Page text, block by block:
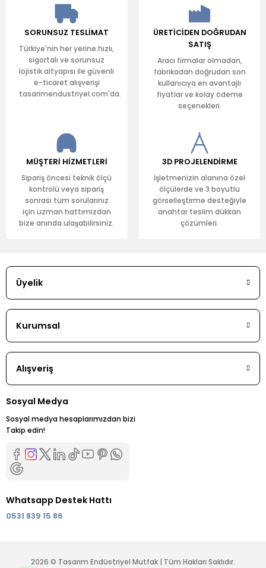
SORUNSUZ TESLİMAT
Türkiye'nin her yerine hızlı,
sigortalı ve sorunsuz
lojistik altyapısı ile güvenli
e-ticaret alışverişi
tasarimendustriyel.com'da.
ÜRETİCİDEN DOĞRUDAN
SATIŞ
Aracı firmalar olmadan,
fabrikadan doğrudan son
kullanıcıya en avantajlı
fiyatlar ve kolay ödeme
seçenekleri.
MÜŞTERİ HİZMETLERİ
Sipariş öncesi teknik ölçü
kontrolü veya sipariş
sonrası tüm sorularınız
için uzman hattımızdan
bize anında ulaşabilirsiniz.
3D PROJELENDİRME
İşletmenizin alanına özel
ölçülerde ve 3 boyutlu
görselleştirme desteğiyle
anahtar teslim dükkan
çözümleri.
Üyelik
Kurumsal
Alışveriş
Sosyal Medya
Sosyal medya hesaplarımızdan bizi
Takip edin!
Whatsapp Destek Hattı
0531 839 15 86
2026 © Tasarım Endüstriyel Mutfak | Tüm Hakları Saklıdır.